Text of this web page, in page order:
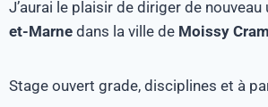
J’aurai le plaisir de diriger de
et-Marne dans la ville de Moissy
Stage ouvert grade, disciplines et à